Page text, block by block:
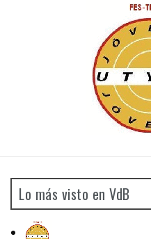
Lo más visto en VdB